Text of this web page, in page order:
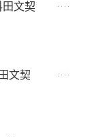
文契
文契